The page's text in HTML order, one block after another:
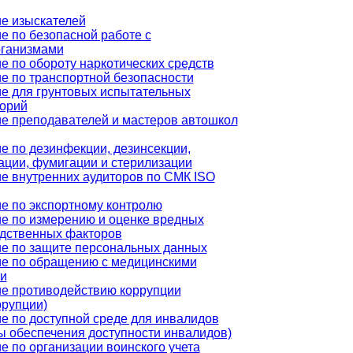
изыскателей
по безопасной работе с
по обороту наркотических средств
по транспортной безопасности
для грунтовых испытательных
преподавателей и мастеров автошкол
по дезинфекции, дезинсекции,
фумигации и стерилизации
внутренних аудиторов по СМК ISO
по экспортному контролю
по измерению и оценке вредных
факторов
по защите персональных данных
по обращению с медицинскими
противодействию коррупции
по доступной среде для инвалидов
обеспечения доступности инвалидов)
по организации воинского учета